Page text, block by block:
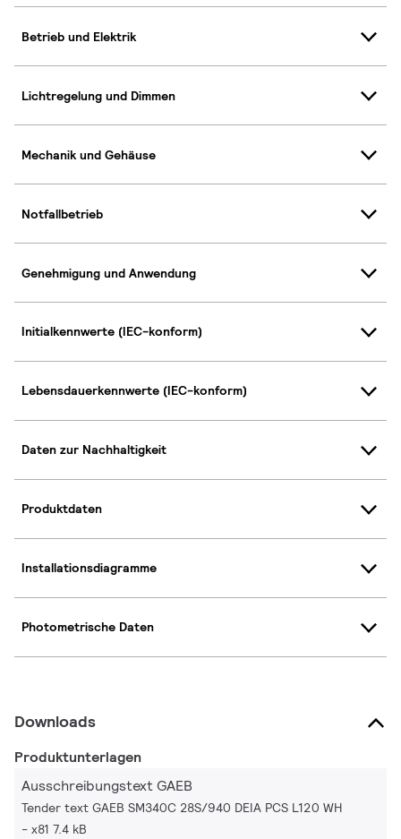
Betrieb und Elektrik
Lichtregelung und Dimmen
Mechanik und Gehäuse
Notfallbetrieb
Genehmigung und Anwendung
Initialkennwerte (IEC-konform)
Lebensdauerkennwerte (IEC-konform)
Daten zur Nachhaltigkeit
Produktdaten
Installationsdiagramme
Photometrische Daten
Downloads
Produktunterlagen
Ausschreibungstext GAEB
Tender text GAEB SM340C 28S/940 DEIA PCS L120 WH
x81 7.4 kB